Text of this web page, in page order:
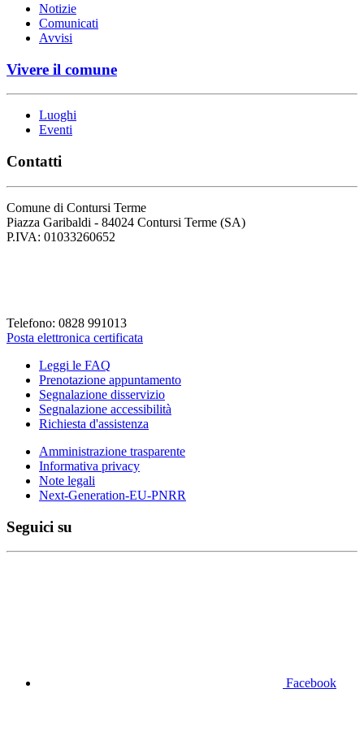
Notizie
Comunicati
Avvisi
Vivere il comune
Luoghi
Eventi
Contatti
Comune di Contursi Terme
Piazza Garibaldi - 84024 Contursi Terme (SA)
P.IVA: 01033260652
Telefono: 0828 991013
Posta elettronica certificata
Leggi le FAQ
Prenotazione appuntamento
Segnalazione disservizio
Segnalazione accessibilità
Richiesta d'assistenza
Amministrazione trasparente
Informativa privacy
Note legali
Next-Generation-EU-PNRR
Seguici su
Facebook